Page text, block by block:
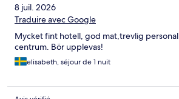
8 juil. 2026
Traduire avec Google
Mycket fint hotell, god mat,trevlig personal
centrum. Bör upplevas!
elisabeth, séjour de 1 nuit